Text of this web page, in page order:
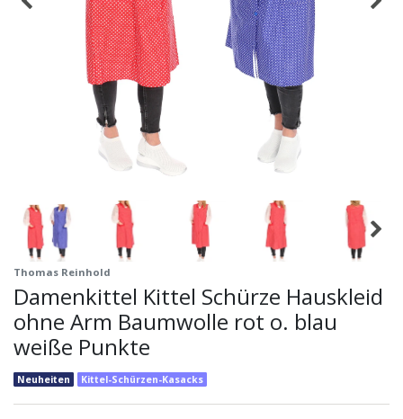
Thomas Reinhold
Damenkittel Kittel Schürze Hauskleid
ohne Arm Baumwolle rot o. blau
weiße Punkte
Neuheiten Kittel-Schürzen-Kasacks